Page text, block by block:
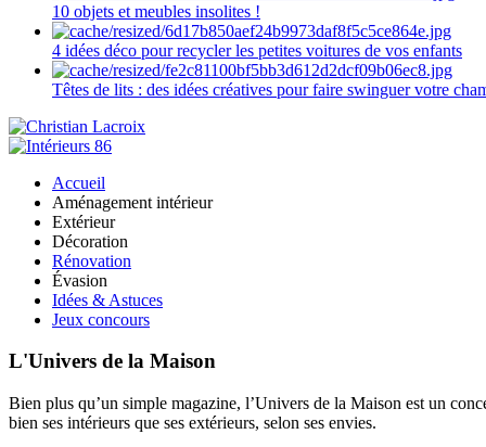
10 objets et meubles insolites !
4 idées déco pour recycler les petites voitures de vos enfants
Têtes de lits : des idées créatives pour faire swinguer votre
Accueil
Aménagement intérieur
Extérieur
Décoration
Rénovation
Évasion
Idées & Astuces
Jeux concours
L'Univers de la Maison
Bien plus qu’un simple magazine, l’Univers de la Maison est un
bien ses intérieurs que ses extérieurs, selon ses envies.